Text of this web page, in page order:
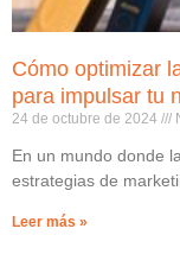
Cómo optimizar
para impulsar tu
24 de octubre de 2024
En un mundo donde
estrategias de
Leer más »